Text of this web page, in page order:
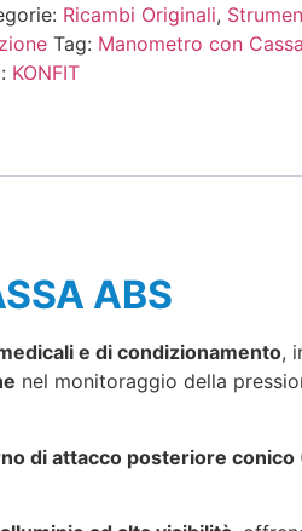
Ricambi Originali,
Tag: Manometro con
KONFIT
ABS
e di condizionamento,
nel monitoraggio della
di attacco posteriore conico